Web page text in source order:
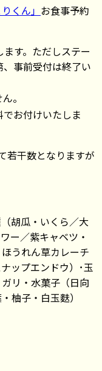
くん」 お食事予約
す。ただしステー
事前受付は終了い
。
お付けいたしま
若干数となりますが
胡瓜・いくら／大
ー／紫キャベツ・
うれん草カレーチ
ップエンドウ）･玉
リ・水菓子（日向
柚子・白玉麩）